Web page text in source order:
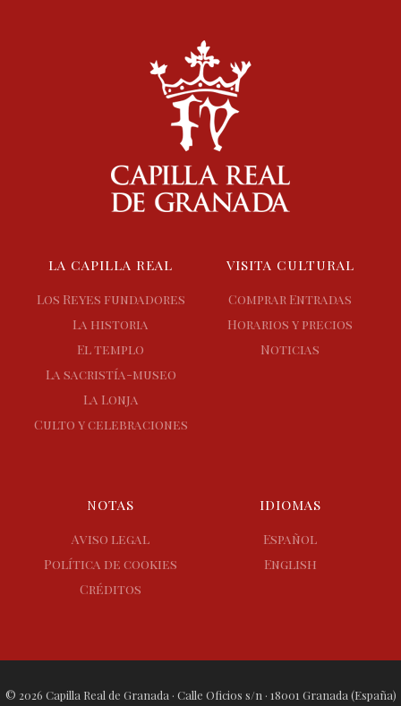
LA CAPILLA REAL
Los Reyes fundadores
La historia
El templo
La sacristía-museo
La Lonja
Culto y celebraciones
VISITA CULTURAL
Comprar Entradas
Horarios y precios
Noticias
NOTAS
Aviso legal
Política de cookies
Créditos
IDIOMAS
Español
English
© 2026 Capilla Real de Granada · Calle Oficios s/n · 18001 Granada (España)